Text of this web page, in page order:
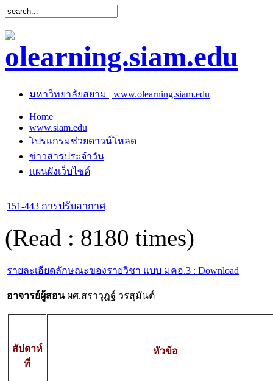
มหาวิทยาลัยสยาม | www.olearning.siam.edu
Home
www.siam.edu
โปรแกรมช่วยดาวน์โหลด
ข่าวสารประจำวัน
แผนผังเว็บไซต์
151-443 การปรับอากาศ
(Read : 8180 times)
รายละเอียดลักษณะของรายวิชา แบบ มคอ.3 : Download
อาจารย์ผู้สอนผศ.สราวุฎฐ์ วรสุมันต์
สัปดาห์
ที่
หัวข้อ